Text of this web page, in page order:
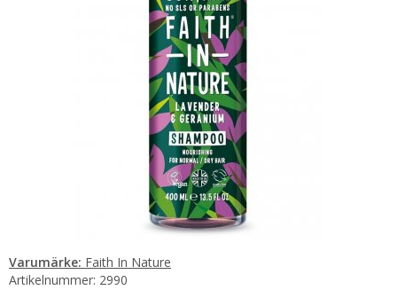
Varumärke: Faith In Nature
Artikelnummer: 2990